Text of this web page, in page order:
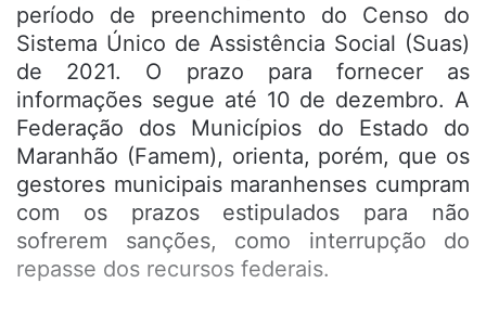
período de preenchimento do Censo do
Sistema Único de Assistência Social (Suas)
de 2021. O prazo para fornecer as
informações segue até 10 de dezembro. A
Federação dos Municípios do Estado do
Maranhão (Famem), orienta, porém, que os
gestores municipais maranhenses cumpram
com os prazos estipulados para não
sofrerem sanções, como interrupção do
repasse dos recursos federais.